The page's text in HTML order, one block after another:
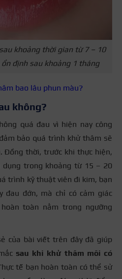
khoảng thời gian từ 7 – 10
định sau khoảng 1 tháng
bao lâu phun màu?
không?
quá đau vì hiện nay công
bảo quá trình khử thâm sẽ
Đồng thời, trước khi thực hiện,
dụng trong khoảng từ 15 – 20
trình kỹ thuật viên đi kim, bạn
đau đớn, mà chỉ có cảm giác
toàn nằm trong ngưỡng
của bài viết trên đây đã giúp
sau khi khử thâm môi có
tế bạn hoàn toàn có thể sử